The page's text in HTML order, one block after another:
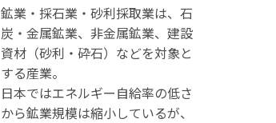
鉱業・採石業・砂利採取業は、石
炭・金属鉱業、非金属鉱業、建設
資材（砂利・砕石）などを対象と
する産業。
日本ではエネルギー自給率の低さ
から鉱業規模は縮小しているが、